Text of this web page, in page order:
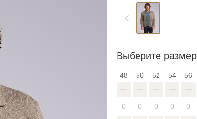
Выберите размер
48 50 52 54 56